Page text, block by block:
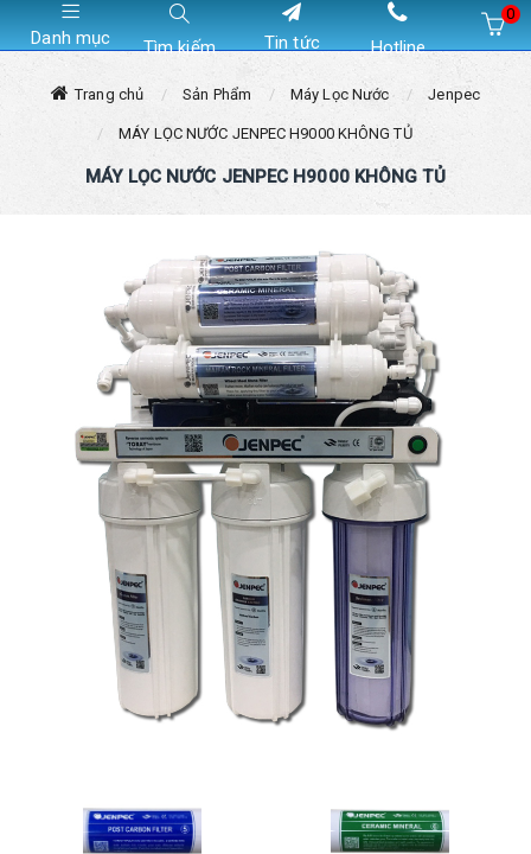
Danh mục Tìm kiếm Tin tức Hotline
0
Trang chủ Sản Phẩm Máy Lọc Nước Jenpec
MÁY LỌC NƯỚC JENPEC H9000 KHÔNG TỦ
MÁY LỌC NƯỚC JENPEC H9000 KHÔNG TỦ